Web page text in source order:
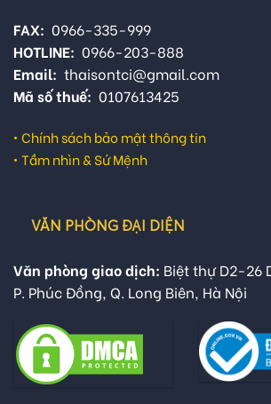
FAX: 0966-335-999
HOTLINE: 0966-203-888
Email: thaisontci@gmail.com
Mã số thuế: 0107613425
• Chính sách bảo mật thông tin
• Tầm nhìn & Sứ Mệnh
VĂN PHÒNG ĐẠI DIỆN
Văn phòng giao dịch: Biệt thự D2-26
P. Phúc Đồng, Q. Long Biên, Hà Nội